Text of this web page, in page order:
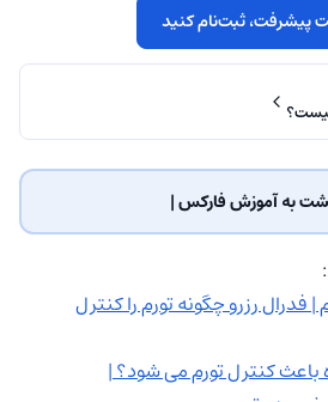
پیشرفت، ثبت‌نام کنید
به آموزش فارکس |
| فدرال رزرو چگونه تورم را کنترل
باعث کنترل تورم می شود؟ |